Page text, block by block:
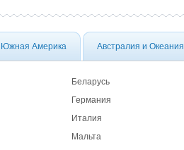
Южная Америка Австралия и Океания
Беларусь
Германия
Италия
Мальта